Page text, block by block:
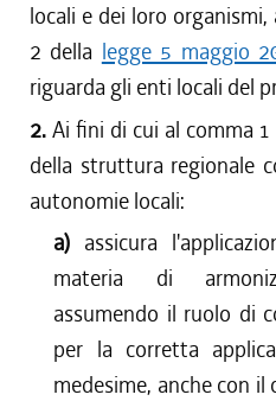
locali e dei loro
2 della legge 5 maggio
riguarda gli enti locali del
2. Ai fini di cui al comma
della struttura regionale
autonomie locali:
a) assicura
materia di
assumendo il ruolo di
per la corretta
medesime, anche con